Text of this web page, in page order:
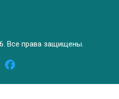
Все права защищены.